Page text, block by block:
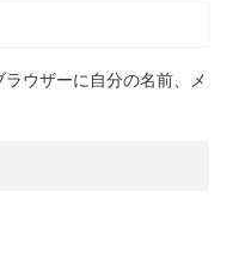
ウザーに自分の名前、メ